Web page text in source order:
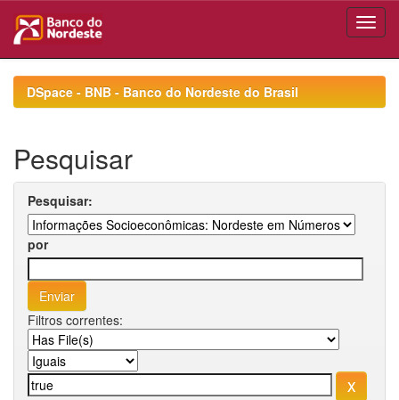
navigationDSpace - BNB - Banco do Nordeste do Brasil
Pesquisar
Pesquisar:
por
Filtros correntes: